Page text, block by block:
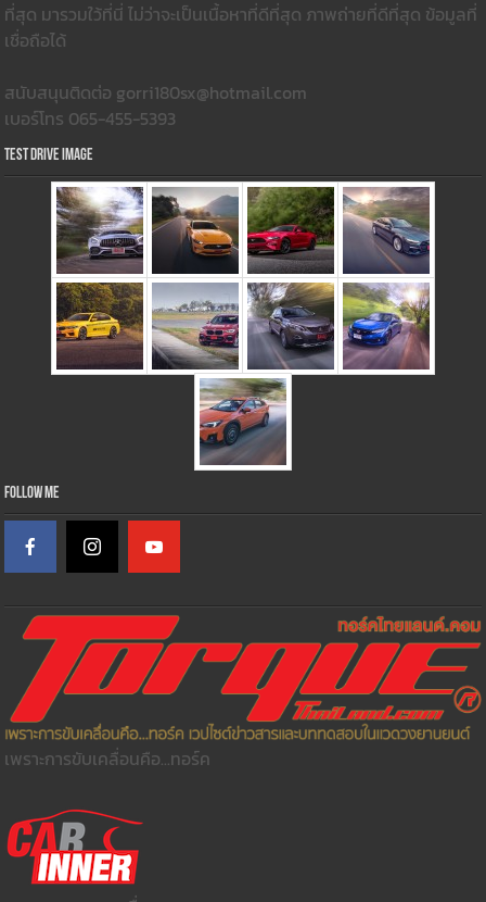
ที่สุด มารวมใว้ที่นี่ ไม่ว่าจะเป็นเนื้อหาที่ดีที่สุด ภาพถ่ายที่ดีที่สุด ข้อมูลที่
เชื่อถือได้
สนับสนุนติดต่อ gorri180sx@hotmail.com
เบอร์โทร 065-455-5393
Test Drive Image
Follow Me
เพราะการขับเคลื่อนคือ...ทอร์ค